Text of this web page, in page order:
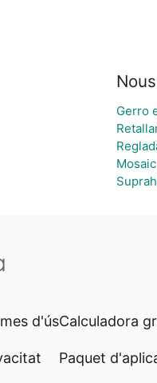
Gerro
d'úsCalculadora
Paquet